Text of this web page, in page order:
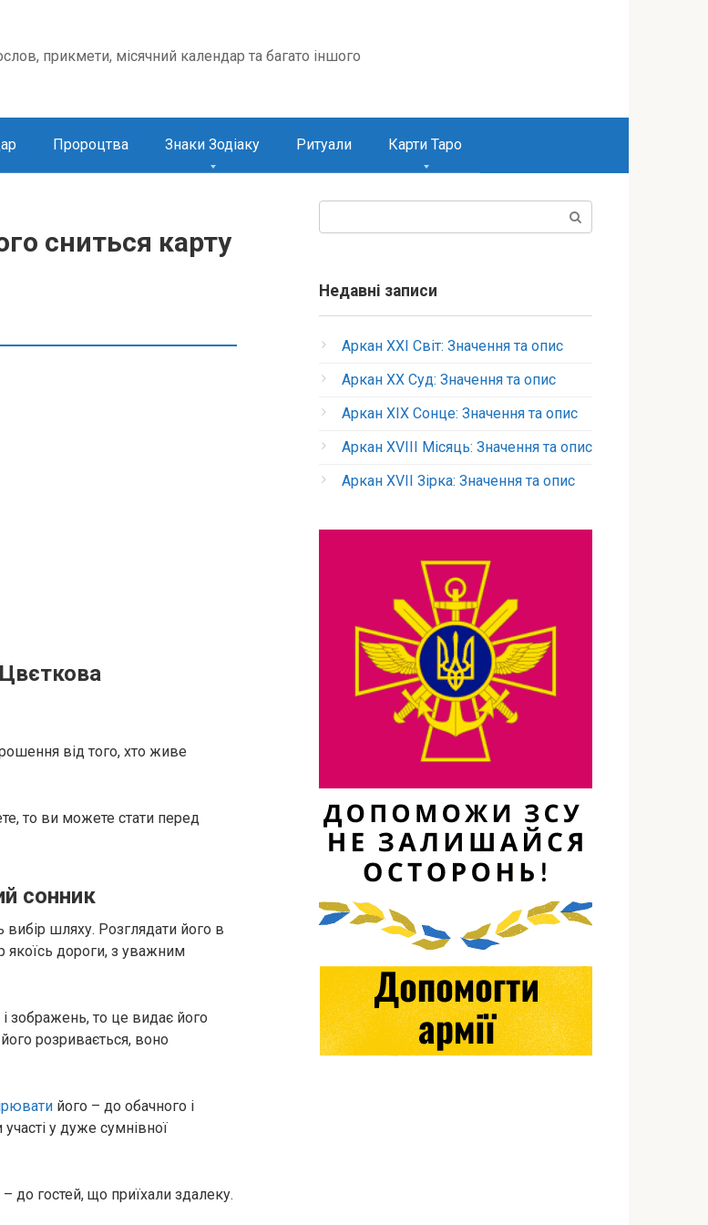
прикмети, місячний календар та багато іншого
Пророцтва Знаки Зодіаку Ритуали Карти Таро
сниться карту
від того, хто живе
то ви можете стати перед
сонник
вибір шляху. Розглядати його в
якоїсь дороги, з уважним
зображень, то це видає його
розривається, воно
його – до обачного і
у дуже сумнівної
до гостей, що приїхали здалеку.
Недавні записи
Аркан XXI Світ: Значення та опис
Аркан XX Суд: Значення та опис
Аркан XIX Сонце: Значення та опис
Аркан XVIII Місяць: Значення та опис
Аркан XVII Зірка: Значення та опис